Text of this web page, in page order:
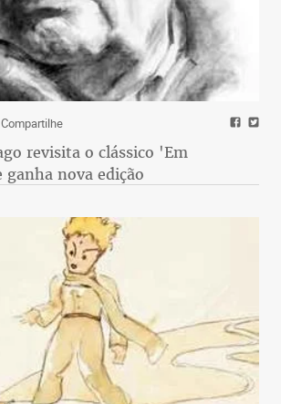
revisita o clássico 'Em
nova edição